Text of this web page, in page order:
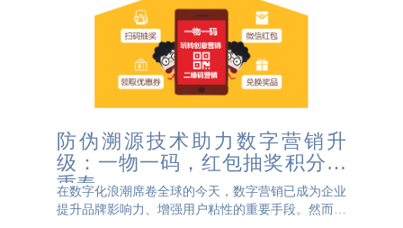
防伪溯源技术助力数字营销升
级：一物一码，红包抽奖积分三
重奏
在数字化浪潮席卷全球的今天，数字营销已成为企业
提升品牌影响力、增强用户粘性的重要手段。然而，